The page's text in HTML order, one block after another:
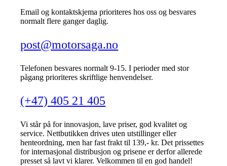
Email og kontaktskjema prioriteres hos oss og besvares
normalt flere ganger daglig.
post@motorsaga.no
Telefonen besvares normalt 9-15. I perioder med stor
pågang prioriteres skriftlige henvendelser.
(+47) 405 21 405
Vi står på for innovasjon, lave priser, god kvalitet og
service. Nettbutikken drives uten utstillinger eller
henteordning, men har fast frakt til 139,- kr. Det prissettes
for internasjonal distribusjon og prisene er derfor allerede
presset så lavt vi klarer. Velkommen til en god handel!